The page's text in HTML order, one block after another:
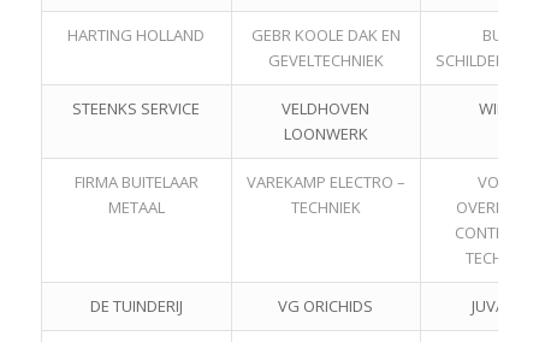
HARTING HOLLAND
GEBR KOOLE DAK EN
GEVELTECHNIEK
BUIJS
STEENKS SERVICE
VELDHOVEN
LOONWERK
WIPAL
FIRMA BUITELAAR
METAAL
VAREKAMP ELECTRO –
TECHNIEK
VOS &
TECHNIEK
DE TUINDERIJ VG ORICHIDS JUVA NV